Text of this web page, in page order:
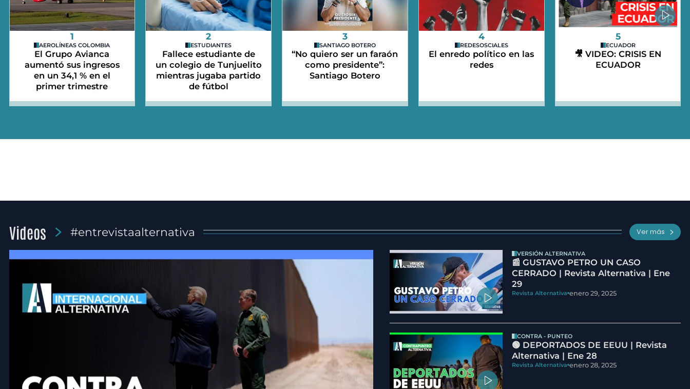
1
AEROLÍNEAS COLOMBIA
El Grupo Avianca
aumentó sus ingresos
en un 34,1 % en el
primer trimestre
2
ESTUDIANTES
Fallece estudiante de
un colegio de Tunjuelito
mientras jugaba partido
de fútbol
3
SANTIAGO BOTERO
“No quiero ser un faraón
como presidente”:
Santiago Botero
4
REDESOSCIALES
El enredo político en las
redes
5
ECUADOR
🎥 VIDEO: CRISIS EN
ECUADOR
Videos #entrevistaalternativa Ver más
VERSIÓN ALTERNATIVA
📰 GUSTAVO PETRO UN CASO
CERRADO | Revista Alternativa | Ene
29
Revista Alternativa enero 29, 2025
CONTRA - PUNTEO
🟢 DEPORTADOS DE EEUU | Revista
Alternativa | Ene 28
Revista Alternativa enero 28, 2025